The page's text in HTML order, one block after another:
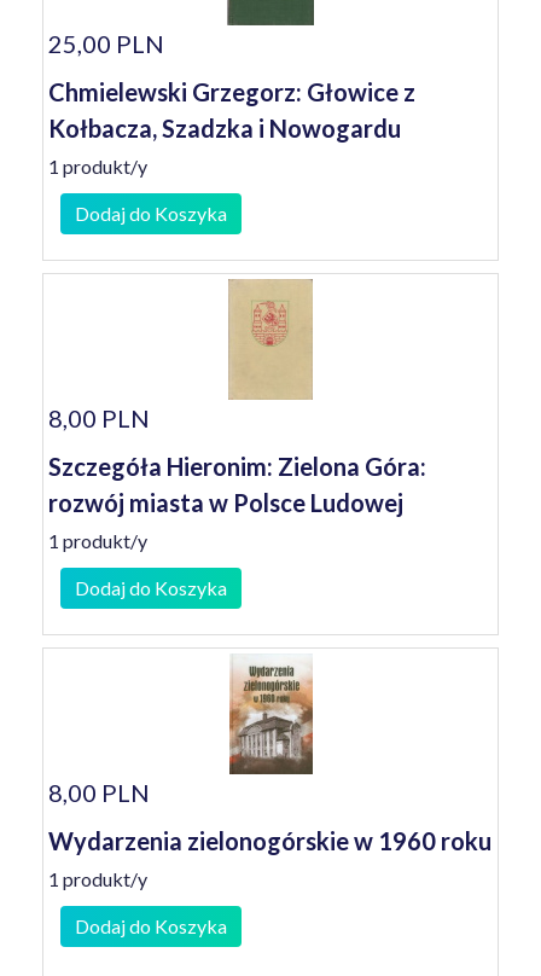
25,00 PLN
Chmielewski Grzegorz: Głowice z
Kołbacza, Szadzka i Nowogardu
1 produkt/y
Dodaj do Koszyka
8,00 PLN
Szczegóła Hieronim: Zielona Góra:
rozwój miasta w Polsce Ludowej
1 produkt/y
Dodaj do Koszyka
8,00 PLN
Wydarzenia zielonogórskie w 1960 roku
1 produkt/y
Dodaj do Koszyka